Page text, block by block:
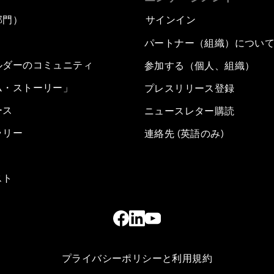
）
ーのコミュニティ
ストーリー」
リー
サインイン
パートナー（組織）につい
参加する（個人、組織）
プレスリリース登録
ニュースレター購読
連絡先 (英語のみ)
プライバシーポリシーと利用規約